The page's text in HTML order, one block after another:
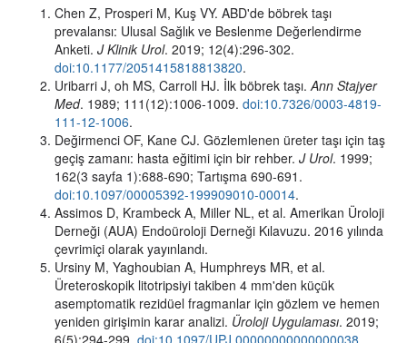
Chen Z, Prosperi M, Kuş VY. ABD'de böbrek taşı
prevalansı: Ulusal Sağlık ve Beslenme Değerlendirme
Anketi. J Klinik Urol. 2019; 12(4):296-302.
doi:10.1177/2051415818813820.
Uribarri J, oh MS, Carroll HJ. İlk böbrek taşı. Ann Stajyer
Med. 1989; 111(12):1006-1009. doi:10.7326/0003-4819-
111-12-1006.
Değirmenci OF, Kane CJ. Gözlemlenen üreter taşı için taş
geçiş zamanı: hasta eğitimi için bir rehber. J Urol. 1999;
162(3 sayfa 1):688-690; Tartışma 690-691.
doi:10.1097/00005392-199909010-00014.
Assimos D, Krambeck A, Miller NL, et al. Amerikan Üroloji
Derneği (AUA) Endoüroloji Derneği Kılavuzu. 2016 yılında
çevrimiçi olarak yayınlandı.
Ursiny M, Yaghoubian A, Humphreys MR, et al.
Üreteroskopik litotripsiyi takiben 4 mm'den küçük
asemptomatik rezidüel fragmanlar için gözlem ve hemen
yeniden girişimin karar analizi. Üroloji Uygulaması. 2019;
6(5):294-299. doi:10.1097/UPJ.00000000000000038.